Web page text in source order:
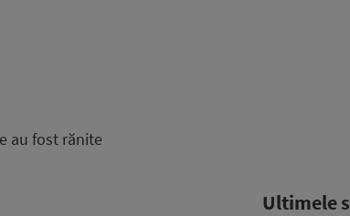
au fost rănite
Ultimele